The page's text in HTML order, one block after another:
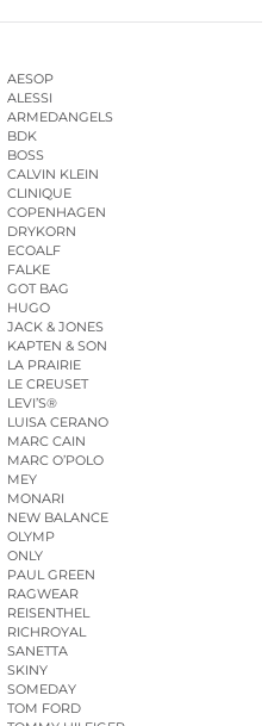
AESOP
ALESSI
ARMEDANGELS
BDK
BOSS
CALVIN KLEIN
CLINIQUE
COPENHAGEN
DRYKORN
ECOALF
FALKE
GOT BAG
HUGO
JACK & JONES
KAPTEN & SON
LA PRAIRIE
LE CREUSET
LEVI’S®
LUISA CERANO
MARC CAIN
MARC O’POLO
MEY
MONARI
NEW BALANCE
OLYMP
ONLY
PAUL GREEN
RAGWEAR
REISENTHEL
RICHROYAL
SANETTA
SKINY
SOMEDAY
TOM FORD